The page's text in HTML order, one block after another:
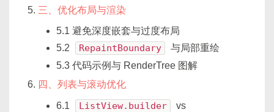
三、优化布局与渲染
5.1 避免深度嵌套与过度布局
5.2
RepaintBoundary
与局部重绘
5.3 代码示例与 RenderTree 图解
四、列表与滚动优化
6.1 ListView.builder vs